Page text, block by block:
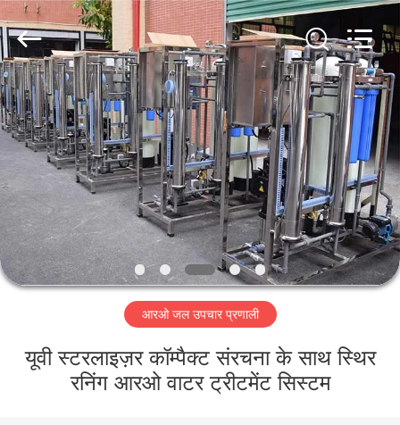
घर
उत्पादों
हमारे
बारे
में
भ्रमण
Kai
Water
Treatment
Equipment
Co.,
Ltd..
All
Rights
Reserved.
आरओ जल उपचार प्रणाली
यूवी स्टरलाइज़र कॉम्पैक्ट संरचना के साथ स्थिर
रनिंग आरओ वाटर ट्रीटमेंट सिस्टम